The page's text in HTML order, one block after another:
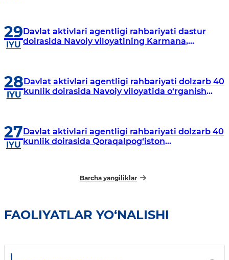
29
IYU
Davlat aktivlari agentligi rahbariyati dastur
doirasida Navoiy viloyatining Karmana,
28
IYU
Davlat aktivlari agentligi rahbariyati dolzarb 40
kunlik doirasida Navoiy viloyatida o‘rganish
27
IYU
Davlat aktivlari agentligi rahbariyati dolzarb 40
kunlik doirasida Qoraqalpog‘iston
Barcha yangiliklar
FAOLIYATLAR YO‘NALISHI